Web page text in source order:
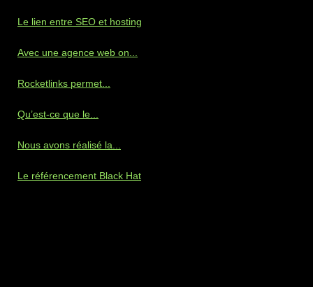
Le lien entre SEO et hosting
Avec une agence web on...
Rocketlinks permet...
Qu’est-ce que le...
Nous avons réalisé la...
Le référencement Black Hat